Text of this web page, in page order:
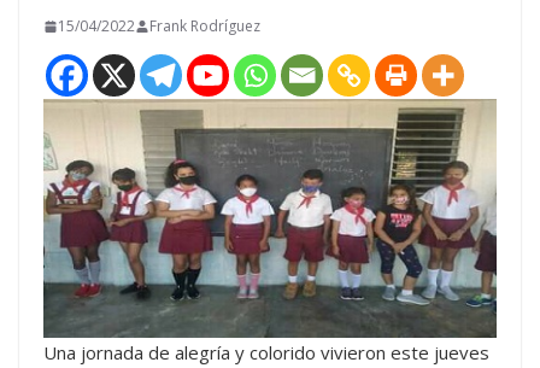
15/04/2022 Frank Rodríguez
Una jornada de alegría y colorido vivieron este jueves